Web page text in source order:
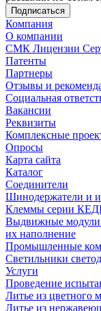
Компания
О компании
СМК Лицензии
Патенты
Партнеры
Отзывы и
Социальная
Вакансии
Реквизиты
Комплексные
Опросы
Карта сайта
Каталог
Соединители
Шинодержатели и
Клеммы серии
Выдвижные модули
их наполнение
Промышленные
Светильники
Услуги
Проведение
Литье из цветного
Литье из